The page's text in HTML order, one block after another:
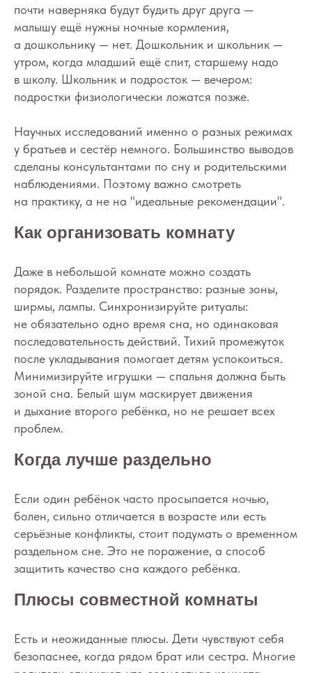
почти наверняка будут будить друг друга —
малышу ещё нужны ночные кормления,
а дошкольнику — нет. Дошкольник и школьник —
утром, когда младший ещё спит, старшему надо
в школу. Школьник и подросток — вечером:
подростки физиологически ложатся позже.
Научных исследований именно о разных режимах
у братьев и сестёр немного. Большинство выводов
сделаны консультантами по сну и родительскими
наблюдениями. Поэтому важно смотреть
на практику, а не на "идеальные рекомендации".
Как организовать комнату
Даже в небольшой комнате можно создать
порядок. Разделите пространство: разные зоны,
ширмы, лампы. Синхронизируйте ритуалы:
не обязательно одно время сна, но одинаковая
последовательность действий. Тихий промежуток
после укладывания помогает детям успокоиться.
Минимизируйте игрушки — спальня должна быть
зоной сна. Белый шум маскирует движения
и дыхание второго ребёнка, но не решает всех
проблем.
Когда лучше раздельно
Если один ребёнок часто просыпается ночью,
болен, сильно отличается в возрасте или есть
серьёзные конфликты, стоит подумать о временном
раздельном сне. Это не поражение, а способ
защитить качество сна каждого ребёнка.
Плюсы совместной комнаты
Есть и неожиданные плюсы. Дети чувствуют себя
безопаснее, когда рядом брат или сестра. Многие